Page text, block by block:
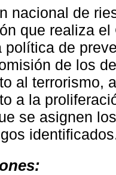
nacional de
que realiza
política de
de los
al terrorismo,
a la
se asignen